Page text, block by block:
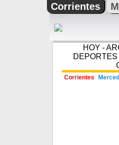
Corrientes
HOY -
DEPORTES
Corrientes